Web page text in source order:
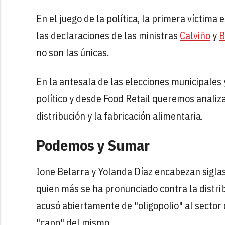
En el juego de la política, la primera víctima
las declaraciones de las ministras Calviñoy
no son las únicas.
En la antesala de las elecciones
político y desde Food Retail queremos
distribución y la fabricación alimentaria.
Podemos y Sumar
Ione Belarra y Yolanda Díaz encabezan
quien más se ha pronunciado contra la
acusó abiertamente de "oligopolio" al